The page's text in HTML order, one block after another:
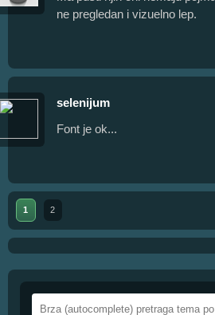
ne pregledan i vizuelno lep.
selenijum
Font je ok...
1 2